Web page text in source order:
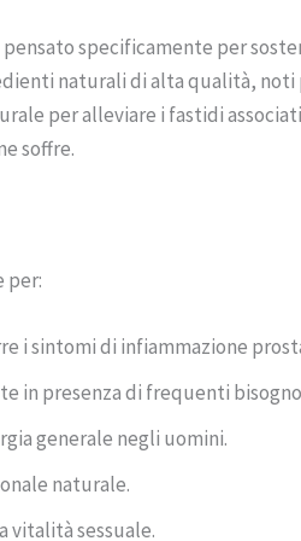
pensato specificamente per
naturali di alta qualità,
per alleviare i fastidi
soffre.
per:
i sintomi di infiammazione
in presenza di frequenti
generale negli uomini.
naturale.
vitalità sessuale.